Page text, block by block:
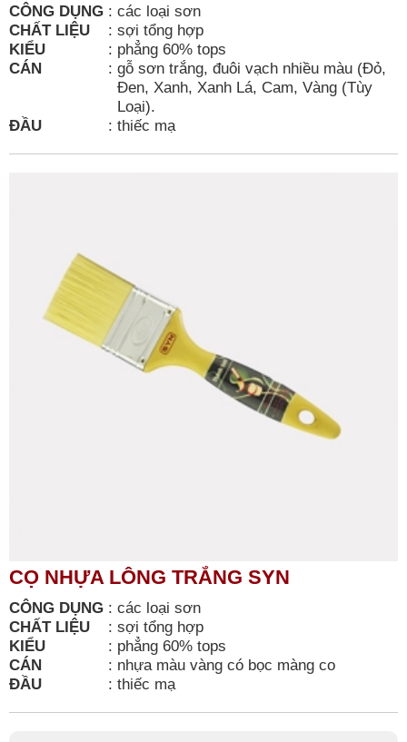
CÔNG DỤNG : các loại sơn
CHẤT LIỆU
: sợi tổng hợp
KIỂU
: phẳng 60% tops
CÁN
: gỗ sơn trắng, đuôi vạch nhiều màu (Đỏ,
Đen, Xanh, Xanh Lá, Cam, Vàng (Tùy
Loại).
ĐẦU
: thiếc mạ
CỌ NHỰA LÔNG TRẮNG SYN
CÔNG DỤNG : các loại sơn
CHẤT LIỆU
: sợi tổng hợp
KIỂU
: phẳng 60% tops
CÁN
: nhựa màu vàng có bọc màng co
ĐẦU
: thiếc mạ